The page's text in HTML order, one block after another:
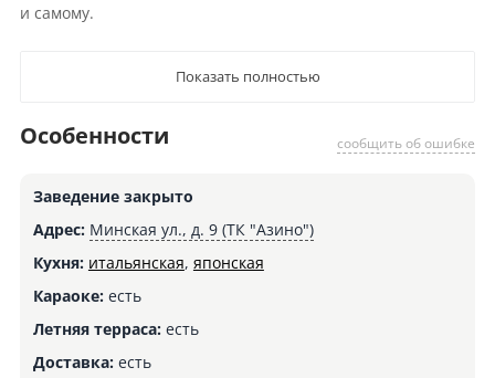
и самому.
Показать полностью
сообщить об ошибке
Особенности
Заведение закрыто
Адрес: Минская ул., д. 9 (ТК "Азино")
Кухня: итальянская, японская
Караоке:есть
Летняя терраса:есть
Доставка:есть